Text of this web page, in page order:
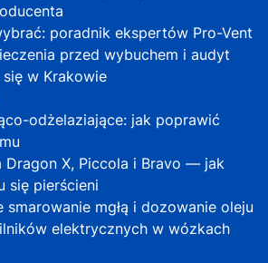
poradnik ekspertów Pro-Vent
przed wybuchem i audyt
w Krakowie
odżelaziające: jak poprawić
Dragon X, Piccola i Bravo — jak
się pierścieni
mgłą i dozowanie oleju
elektrycznych w wózkach